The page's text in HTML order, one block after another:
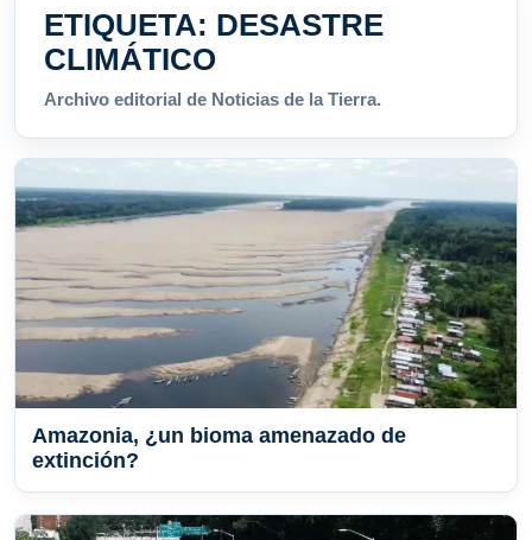
ETIQUETA: DESASTRE
CLIMÁTICO
Archivo editorial de Noticias de la Tierra.
Amazonia, ¿un bioma amenazado de
extinción?